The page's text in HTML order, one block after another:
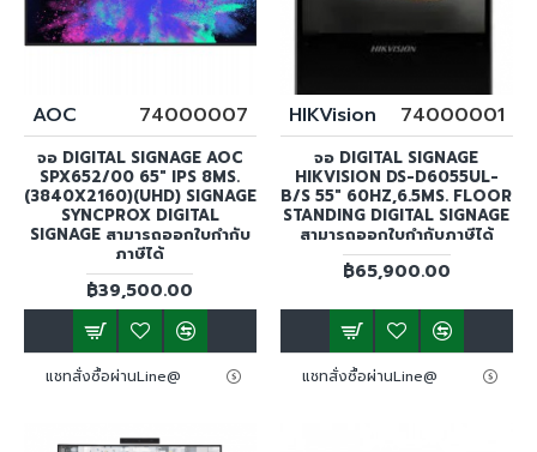
AOC 74000007
จอ DIGITAL SIGNAGE AOC
SPX652/00 65" IPS 8MS.
(3840X2160)(UHD) SIGNAGE
SYNCPROX DIGITAL
SIGNAGE สามารถออกใบกำกับ
ภาษีได้
฿39,500.00
แชทสั่งซื้อผ่านLine@
HIKVision 74000001
จอ DIGITAL SIGNAGE
HIKVISION DS-D6055UL-
B/S 55" 60HZ,6.5MS. FLOOR
STANDING DIGITAL SIGNAGE
สามารถออกใบกำกับภาษีได้
฿65,900.00
แชทสั่งซื้อผ่านLine@